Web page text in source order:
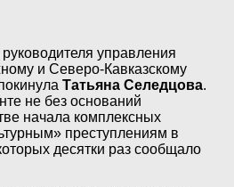
управления
и Северо-Кавказскому
Татьяна Селедцова.
не без оснований
начала комплексных
преступлениям в
десятки раз сообщало